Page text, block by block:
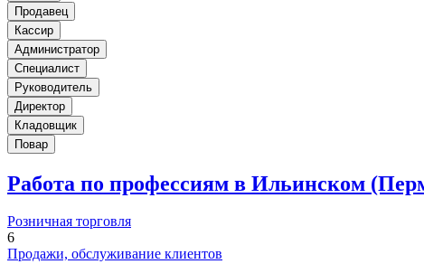
Продавец
Кассир
Администратор
Специалист
Руководитель
Директор
Кладовщик
Повар
Работа по профессиям в Ильинском
Розничная торговля
6
Продажи, обслуживание клиентов